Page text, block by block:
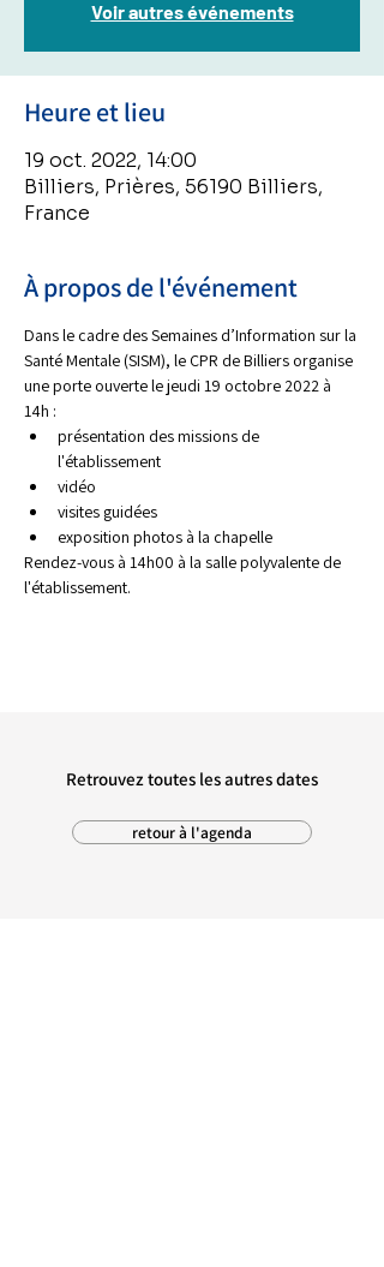
Voir autres événements
Heure et lieu
19 oct. 2022, 14:00
Billiers, Prières, 56190 Billiers,
France
À propos de l'événement
Dans le cadre des Semaines d’Information sur la
Santé Mentale (SISM), le CPR de Billiers organise
une porte ouverte le jeudi 19 octobre 2022 à
14h :
présentation des missions de
l'établissement
vidéo
visites guidées
exposition photos à la chapelle
Rendez-vous à 14h00 à la salle polyvalente de
l'établissement.
Retrouvez toutes les autres dates
retour à l'agenda